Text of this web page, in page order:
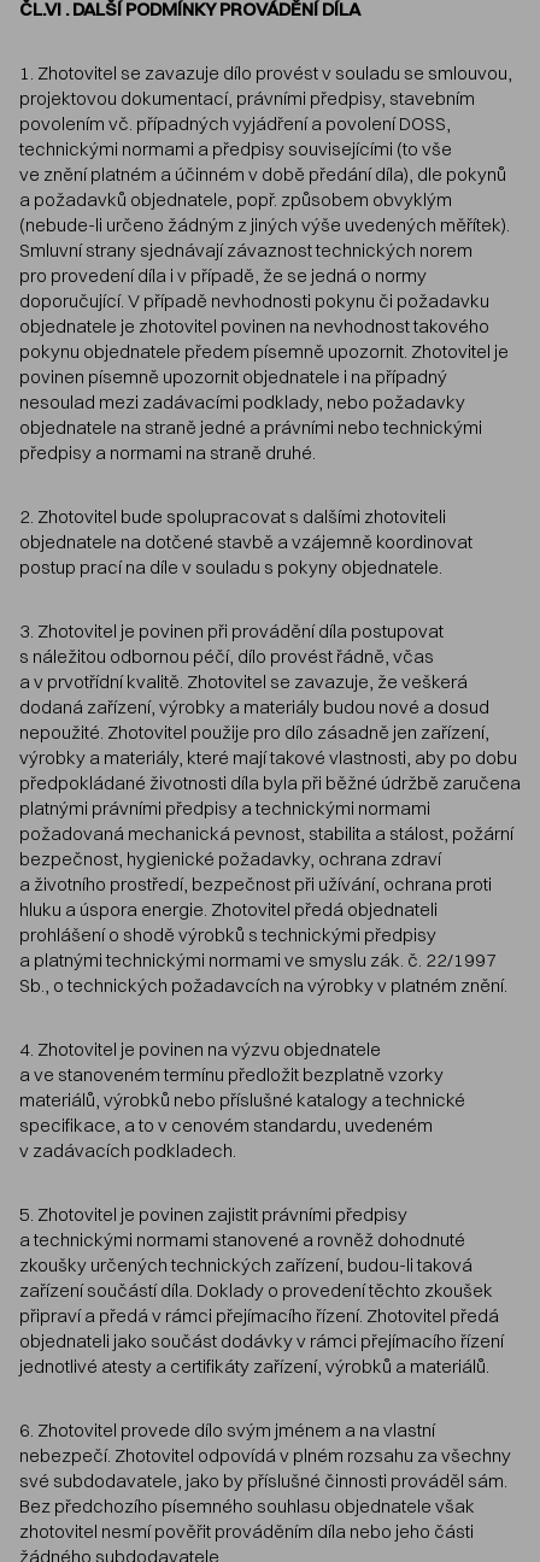
ČL.VI . DALŠÍ PODMÍNKY PROVÁDĚNÍ DÍLA
1. Zhotovitel se zavazuje dílo provést v souladu se smlouvou,
projektovou dokumentací, právními předpisy, stavebním
povolením vč. případných vyjádření a povolení DOSS,
technickými normami a předpisy souvisejícími (to vše
ve znění platném a účinném v době předání díla), dle pokynů
a požadavků objednatele, popř. způsobem obvyklým
(nebude-li určeno žádným z jiných výše uvedených měřítek).
Smluvní strany sjednávají závaznost technických norem
pro provedení díla i v případě, že se jedná o normy
doporučující. V případě nevhodnosti pokynu či požadavku
objednatele je zhotovitel povinen na nevhodnost takového
pokynu objednatele předem písemně upozornit. Zhotovitel je
povinen písemně upozornit objednatele i na případný
nesoulad mezi zadávacími podklady, nebo požadavky
objednatele na straně jedné a právními nebo technickými
předpisy a normami na straně druhé.
2. Zhotovitel bude spolupracovat s dalšími zhotoviteli
objednatele na dotčené stavbě a vzájemně koordinovat
postup prací na díle v souladu s pokyny objednatele.
3. Zhotovitel je povinen při provádění díla postupovat
s náležitou odbornou péčí, dílo provést řádně, včas
a v prvotřídní kvalitě. Zhotovitel se zavazuje, že veškerá
dodaná zařízení, výrobky a materiály budou nové a dosud
nepoužité. Zhotovitel použije pro dílo zásadně jen zařízení,
výrobky a materiály, které mají takové vlastnosti, aby po dobu
předpokládané životnosti díla byla při běžné údržbě zaručena
platnými právními předpisy a technickými normami
požadovaná mechanická pevnost, stabilita a stálost, požární
bezpečnost, hygienické požadavky, ochrana zdraví
a životního prostředí, bezpečnost při užívání, ochrana proti
hluku a úspora energie. Zhotovitel předá objednateli
prohlášení o shodě výrobků s technickými předpisy
a platnými technickými normami ve smyslu zák. č. 22/1997
Sb., o technických požadavcích na výrobky v platném znění.
4. Zhotovitel je povinen na výzvu objednatele
a ve stanoveném termínu předložit bezplatně vzorky
materiálů, výrobků nebo příslušné katalogy a technické
specifikace, a to v cenovém standardu, uvedeném
v zadávacích podkladech.
5. Zhotovitel je povinen zajistit právními předpisy
a technickými normami stanovené a rovněž dohodnuté
zkoušky určených technických zařízení, budou-li taková
zařízení součástí díla. Doklady o provedení těchto zkoušek
připraví a předá v rámci přejímacího řízení. Zhotovitel předá
objednateli jako součást dodávky v rámci přejímacího řízení
jednotlivé atesty a certifikáty zařízení, výrobků a materiálů.
6. Zhotovitel provede dílo svým jménem a na vlastní
nebezpečí. Zhotovitel odpovídá v plném rozsahu za všechny
své subdodavatele, jako by příslušné činnosti prováděl sám.
Bez předchozího písemného souhlasu objednatele však
zhotovitel nesmí pověřit prováděním díla nebo jeho části
žádného subdodavatele.